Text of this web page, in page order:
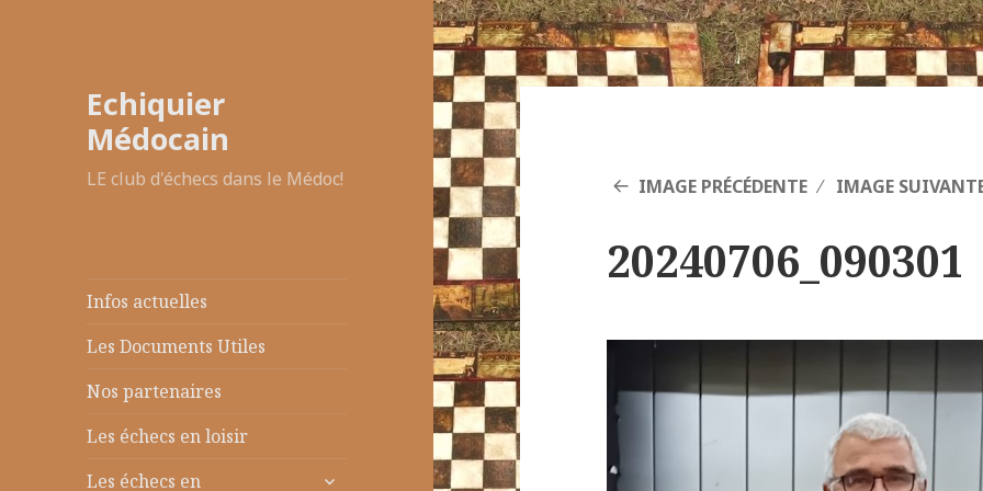
Echiquier
Médocain
LE club d'échecs dans le Médoc!
Infos actuelles
Les Documents Utiles
Nos partenaires
Les échecs en loisir
Les échecs en
ouvrir
IMAGE PRÉCÉDENTE IMAGE
20240706_090301